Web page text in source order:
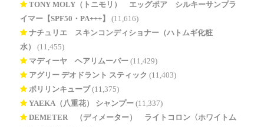
TONY MOLY（トニモリ） エッグポア シルキーサンプラ
イマー【SPF50・PA+++】
(11,616)
ナチュリエ スキンコンディショナー（ハトムギ化粧
水）
(11,455)
マディーヤ ヘアリムーバー (11,429)
アグリー デオドラント スティック (11,403)
ポリリンキューブ (11,375)
YAEKA（八重花） シャンプー (11,337)
DEMETER®（ディメーター） ライトコロン〈ホワイトム